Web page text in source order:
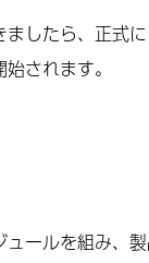
したら、正式に
されます。
ールを組み、製